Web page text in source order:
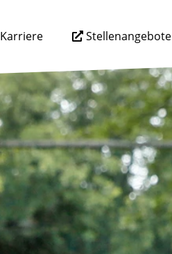
Karriere Stellenangebote